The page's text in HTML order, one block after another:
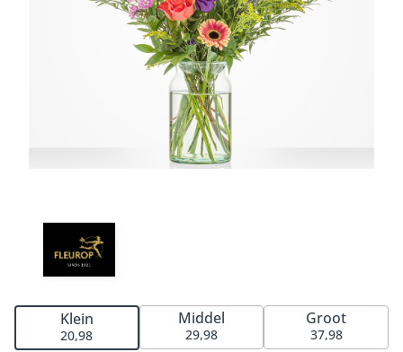
Klein
20,98
Middel
29,98
Groot
37,98